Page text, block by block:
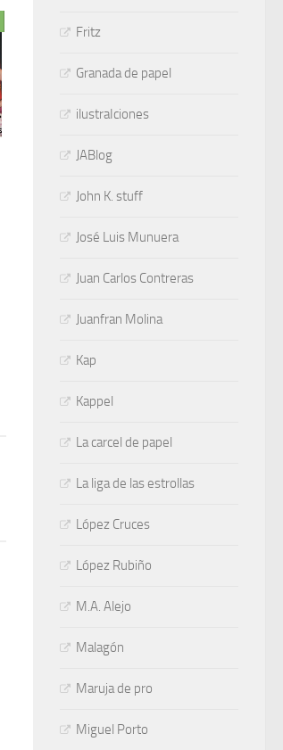
Fritz
Granada de papel
ilustraIciones
JABlog
John K. stuff
José Luis Munuera
Juan Carlos Contreras
Juanfran Molina
Kap
Kappel
La carcel de papel
La liga de las estrollas
López Cruces
López Rubiño
M.A. Alejo
Malagón
Maruja de pro
Miguel Porto